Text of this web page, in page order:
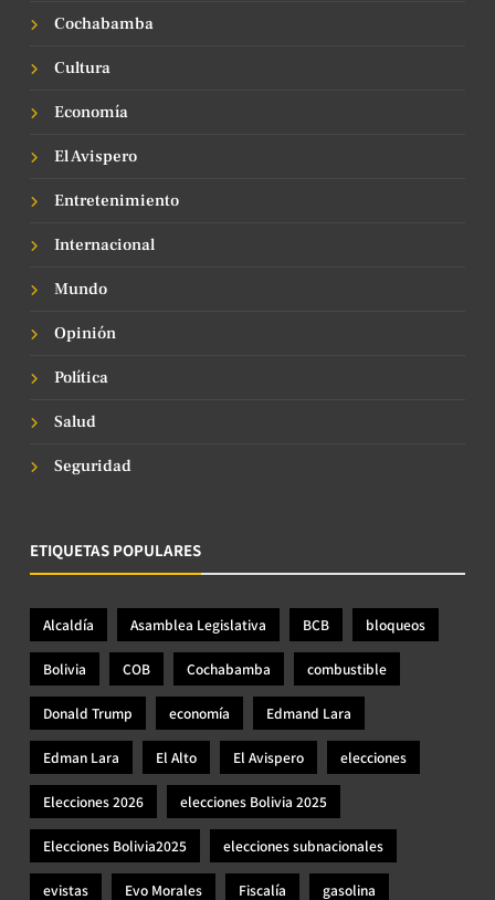
Cochabamba
Cultura
Economía
El Avispero
Entretenimiento
Internacional
Mundo
Opinión
Política
Salud
Seguridad
ETIQUETAS POPULARES
Alcaldía Asamblea Legislativa BCB bloqueos
Bolivia COB Cochabamba combustible
Donald Trump economía Edmand Lara
Edman Lara El Alto El Avispero elecciones
Elecciones 2026 elecciones Bolivia 2025
Elecciones Bolivia2025 elecciones subnacionales
evistas Evo Morales Fiscalía gasolina